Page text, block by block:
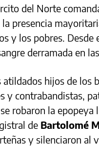
del Norte
presencia
y los pobres. Desde
derramada en
hijos de los
y contrabandistas,
robaron la
de Bartolomé
y silenciaron al